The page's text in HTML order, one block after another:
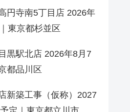
円寺南5丁目店 2026年
東京都杉並区
黒駅北店 2026年8月7
都品川区
新築工事（仮称）2027